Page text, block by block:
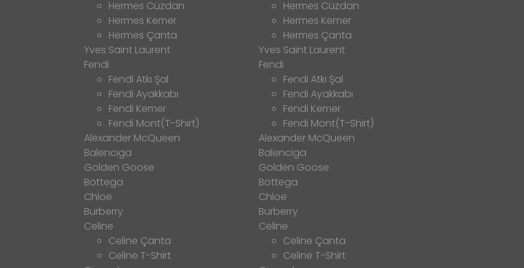
Hermes Cüzdan
Hermes Kemer
Hermes Çanta
Yves Saint Laurent
Fendi
Fendi Atkı Şal
Fendi Ayakkabı
Fendi Kemer
Fendi Mont(T-Shirt)
Alexander McQueen
Balenciga
Golden Goose
Bottega
Chloe
Burberry
Celine
Celine Çanta
Celine T-Shirt
Hermes Cüzdan
Hermes Kemer
Hermes Çanta
Yves Saint Laurent
Fendi
Fendi Atkı Şal
Fendi Ayakkabı
Fendi Kemer
Fendi Mont(T-Shirt)
Alexander McQueen
Balenciga
Golden Goose
Bottega
Chloe
Burberry
Celine
Celine Çanta
Celine T-Shirt